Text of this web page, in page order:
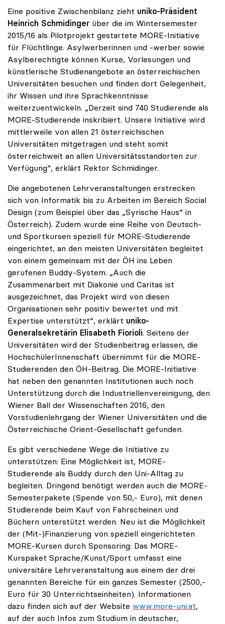
Eine positive Zwischenbilanz zieht uniko-Präsident
Heinrich Schmidinger über die im Wintersemester
2015/16 als Pilotprojekt gestartete MORE-Initiative
für Flüchtlinge. Asylwerberinnen und -werber sowie
Asylberechtigte können Kurse, Vorlesungen und
künstlerische Studienangebote an österreichischen
Universitäten besuchen und finden dort Gelegenheit,
ihr Wissen und ihre Sprachkenntnisse
weiterzuentwickeln. „Derzeit sind 740 Studierende als
MORE-Studierende inskribiert. Unsere Initiative wird
mittlerweile von allen 21 österreichischen
Universitäten mitgetragen und steht somit
österreichweit an allen Universitätsstandorten zur
Verfügung“, erklärt Rektor Schmidinger.
Die angebotenen Lehrveranstaltungen erstrecken
sich von Informatik bis zu Arbeiten im Bereich Social
Design (zum Beispiel über das „Syrische Haus“ in
Österreich). Zudem wurde eine Reihe von Deutsch-
und Sportkursen speziell für MORE-Studierende
eingerichtet, an den meisten Universitäten begleitet
von einem gemeinsam mit der ÖH ins Leben
gerufenen Buddy-System. „Auch die
Zusammenarbeit mit Diakonie und Caritas ist
ausgezeichnet, das Projekt wird von diesen
Organisationen sehr positiv bewertet und mit
Expertise unterstützt“, erklärt uniko-
Generalsekretärin Elisabeth Fiorioli. Seitens der
Universitäten wird der Studienbeitrag erlassen, die
HochschülerInnenschaft übernimmt für die MORE-
Studierenden den ÖH-Beitrag. Die MORE-Initiative
hat neben den genannten Institutionen auch noch
Unterstützung durch die Industriellenvereinigung, den
Wiener Ball der Wissenschaften 2016, den
Vorstudienlehrgang der Wiener Universitäten und die
Österreichische Orient-Gesellschaft gefunden.
Es gibt verschiedene Wege die Initiative zu
unterstützen: Eine Möglichkeit ist, MORE-
Studierende als Buddy durch den Uni-Alltag zu
begleiten. Dringend benötigt werden auch die MORE-
Semesterpakete (Spende von 50,- Euro), mit denen
Studierende beim Kauf von Fahrscheinen und
Büchern unterstützt werden. Neu ist die Möglichkeit
der (Mit-)Finanzierung von speziell eingerichteten
MORE-Kursen durch Sponsoring: Das MORE-
Kurspaket Sprache/Kunst/Sport umfasst eine
universitäre Lehrveranstaltung aus einem der drei
genannten Bereiche für ein ganzes Semester (2500,-
Euro für 30 Unterrichtseinheiten). Informationen
dazu finden sich auf der Website www.more-uni.at,
auf der auch Infos zum Studium in deutscher,